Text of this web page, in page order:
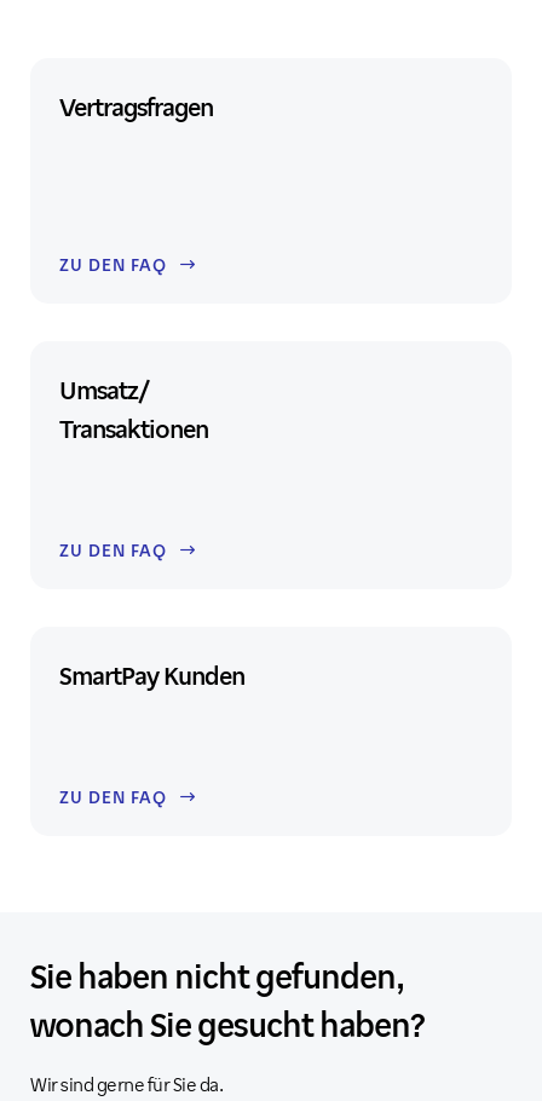
Vertragsfragen
ZU DEN FAQ
Umsatz/
Transaktionen
ZU DEN FAQ
SmartPay Kunden
ZU DEN FAQ
Sie haben nicht gefunden,
wonach Sie gesucht haben?
Wir sind gerne für Sie da.